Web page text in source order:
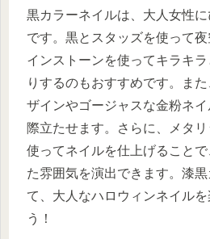
黒カラーネイルは、大人女性
です。黒とスタッズを使って
インストーンを使ってキラキ
りするのもおすすめです。ま
ザインやゴージャスな金粉ネ
際立たせます。さらに、メタ
使ってネイルを仕上げること
た雰囲気を演出できます。漆
て、大人なハロウィンネイル
う！